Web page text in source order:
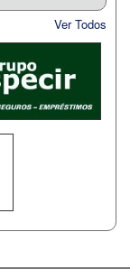
Ver Todos